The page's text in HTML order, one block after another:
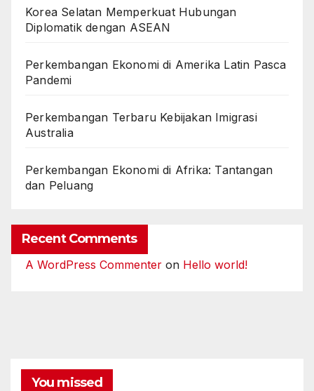
Korea Selatan Memperkuat Hubungan
Diplomatik dengan ASEAN
Perkembangan Ekonomi di Amerika Latin Pasca
Pandemi
Perkembangan Terbaru Kebijakan Imigrasi
Australia
Perkembangan Ekonomi di Afrika: Tantangan
dan Peluang
Recent Comments
A WordPress Commenter on Hello world!
You missed